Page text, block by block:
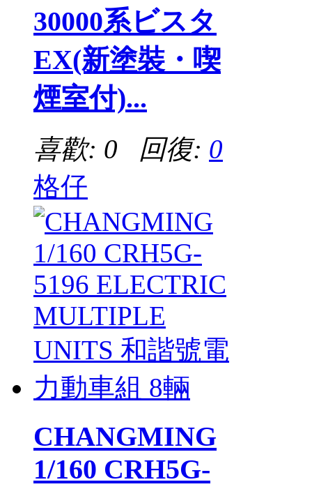
30000系ビスタ
EX(新塗裝・喫
煙室付)...
喜歡: 0 回復: 0
格仔
CHANGMING
1/160 CRH5G-